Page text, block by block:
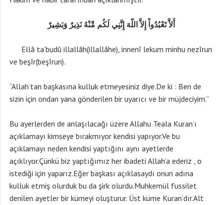
أَلاَّ تَعْبُدُواْ إِلاَّ اللّهَ إِنَّنِي لَكُم مِّنْهُ نَذِيرٌ وَبَشِيرٌ
Ellâ ta’budû illallâh(illallâhe), innenî lekum minhu nezîrun
ve beşîr(beşîrun).
“Allah’tan başkasına kulluk etmeyesiniz diye.De ki : Ben de
sizin için ondan yana gönderilen bir uyarıcı ve bir müjdeciyim.”
Bu ayerlerden de anlaşılacağı üzere Allahu Teala Kuran’ı
açıklamayı kimseye bırakmıyor kendisi yapıyor.Ve bu
açıklamayı neden kendisi yaptığını aynı ayetlerde
açıklıyor.Çünkü biz yaptığımız her ibadeti Allah’a ederiz , o
istediği için yaparız.Eğer başkası açıklasaydı onun adına
kulluk etmiş olurduk bu da şirk olurdu.Muhkemül fussilet
denilen ayetler bir kümeyi oluşturur. Üst küme Kuran’dır.Alt